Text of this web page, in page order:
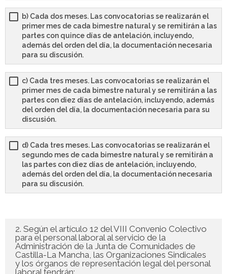
- Comun. Valenciana
- - TEST de Auxiliar Administrativo Generalitat Valenciana
2026
- - TEST de Administrativo Generalitat Valenciana 2026
- - Oposición ADMINISTRATIVO de la GENERALITAT
VALENCIANA – Turno Libre 2025
Tu Carrito
FAQS – Preguntas Frecuentes
0 productos 0,00 €
b) Cada dos meses. Las convocatorias se realizarán el
primer mes de cada bimestre natural y se remitirán a las
partes con quince días de antelación, incluyendo,
además del orden del día, la documentación necesaria
para su discusión.
c) Cada tres meses. Las convocatorias se realizarán el
primer mes de cada bimestre natural y se remitirán a las
partes con diez días de antelación, incluyendo, además
del orden del día, la documentación necesaria para su
discusión.
d) Cada tres meses. Las convocatorias se realizarán el
segundo mes de cada bimestre natural y se remitirán a
las partes con diez días de antelación, incluyendo,
además del orden del día, la documentación necesaria
para su discusión.
2. Según el artículo 12 del VIII Convenio Colectivo
para el personal laboral al servicio de la
Administración de la Junta de Comunidades de
Castilla-La Mancha, las Organizaciones Sindicales
y los órganos de representación legal del personal